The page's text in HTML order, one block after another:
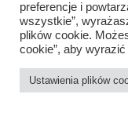
preferencje i
wszystkie”,
plików cookie.
cookie”, aby
Ustawienia plików